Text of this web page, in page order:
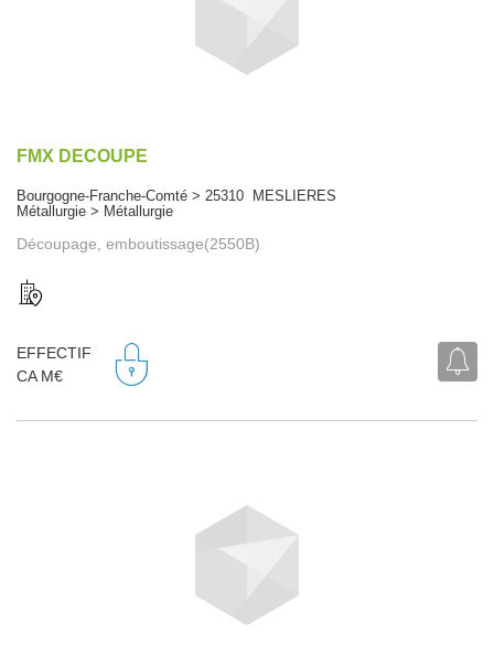
FMX DECOUPE
Bourgogne-Franche-Comté > 25310 MESLIERES
Métallurgie > Métallurgie
Découpage, emboutissage(2550B)
EFFECTIF
CA M€